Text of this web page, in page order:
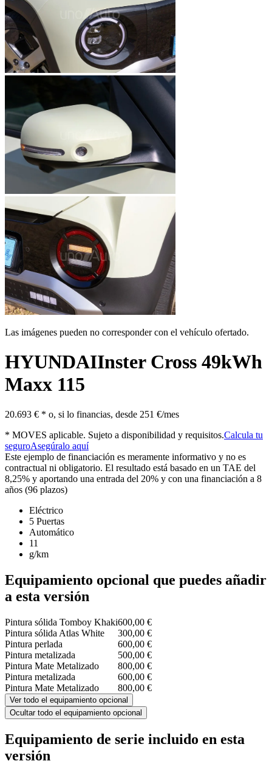
Las imágenes pueden no corresponder con el vehículo ofertado.
HYUNDAIInster Cross 49kWh
Maxx 115
20.693 € * o, si lo financias, desde 251 €/mes
* MOVES aplicable. Sujeto a disponibilidad y requisitos.Calcula tu
seguroAsegúralo aquí
Este ejemplo de financiación es meramente informativo y no es
contractual ni obligatorio. El resultado está basado en un TAE del
8,25% y aportando una entrada del 20% y con una financiación a 8
años (96 plazos)
Eléctrico
5 Puertas
Automático
11
g/km
Equipamiento opcional que puedes añadir
a esta versión
Pintura sólida Tomboy Khaki600,00 €
Pintura sólida Atlas White
300,00 €
Pintura perlada
600,00 €
Pintura metalizada
500,00 €
Pintura Mate Metalizado
800,00 €
Pintura metalizada
600,00 €
Pintura Mate Metalizado
800,00 €
Ver todo el equipamiento opcional
Ocultar todo el equipamiento opcional
Equipamiento de serie incluido en esta
versión